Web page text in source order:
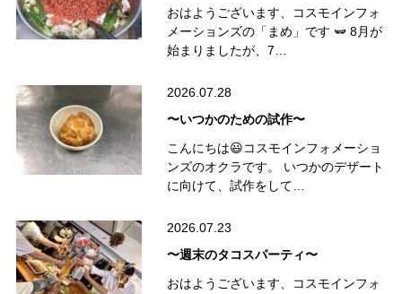
おはようございます、コスモインフォ
メーションズの「まめ」です 🫛 8月が
始まりましたが、7…
2026.07.28
〜いつかのための試作〜
こんにちは😃コスモインフォメーショ
ンズのオクラです。 いつかのデザート
に向けて、試作をして…
2026.07.23
〜週末のタコスパーティ〜
おはようございます、コスモインフォ